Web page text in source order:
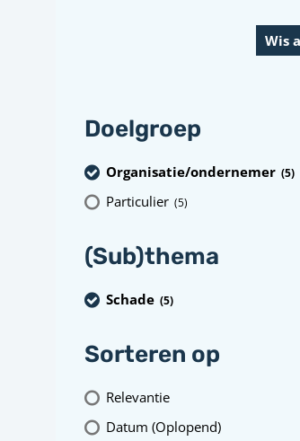
Doelgroep
Organisatie/ondernemer (5)
Particulier (5)
(Sub)thema
Schade (5)
Sorteren op
Relevantie
Datum (Oplopend)